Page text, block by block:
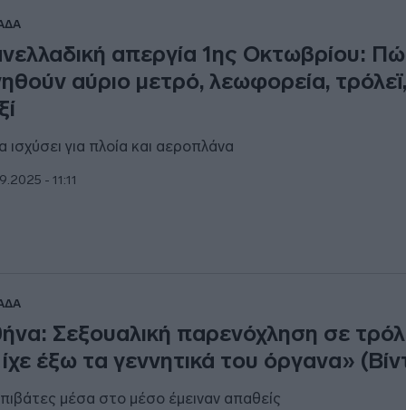
απεργία 1ης Οκτωβρίου:
αύριο μετρό, λεωφορεία,
ισχύσει για πλοία και αεροπλάνα
- 11:11
Σεξουαλική παρενόχληση σε
έξω τα γεννητικά του όργανα»
μέσα στο μέσο έμειναν απαθείς